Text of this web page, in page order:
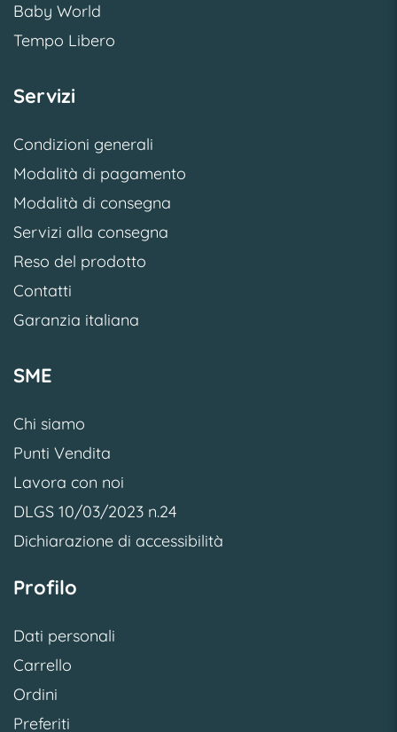
Baby World
Tempo Libero
Servizi
Condizioni generali
Modalità di pagamento
Modalità di consegna
Servizi alla consegna
Reso del prodotto
Contatti
Garanzia italiana
SME
Chi siamo
Punti Vendita
Lavora con noi
DLGS 10/03/2023 n.24
Dichiarazione di accessibilità
Profilo
Dati personali
Carrello
Ordini
Preferiti